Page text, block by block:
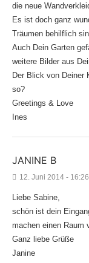
die neue
Es ist doch ganz
Träumen behilflich
Auch Dein Garten
weitere Bilder aus
Der Blick von Deiner
so?
Greetings & Love
Ines
JANINE B
12. Juni 2014 - 16:26
Liebe Sabine,
schön ist dein
machen einen
Ganz liebe Grüße
Janine